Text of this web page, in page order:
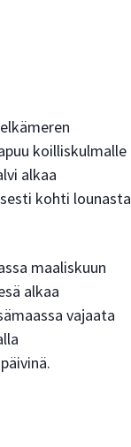
koilliskulmalle
alkaa
kohti lounasta
maaliskuun
alkaa
vajaata